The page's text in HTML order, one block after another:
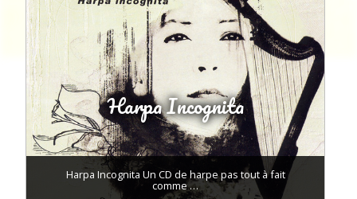
Harpa Incognita
Harpa Incognita Un CD de harpe pas tout à fait
comme …